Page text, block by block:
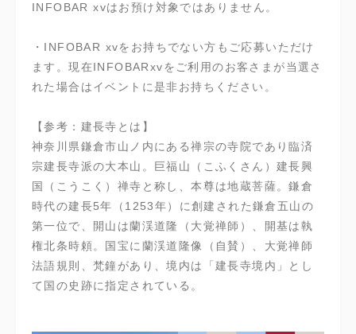
INFOBAR xvはお預け対象ではありません。
・INFOBAR xvをお持ちでない方もご応募いただけ
ます。現在INFOBARxvをご利用のお客さまが当選さ
れた場合はイベントに是非お持ちください。
【参考：建長寺とは】
神奈川県鎌倉市山ノ内にある禅宗の寺院であり臨済
宗建長寺派の大本山。巨福山（こふくさん）建長興
国（こうこく）禅寺と称し、本尊は地蔵菩薩。鎌倉
時代の建長5年（1253年）に創建された鎌倉五山の
第一位で、開山は蘭渓道隆（大覚禅師）、開基は執
権北条時頼。国宝に蘭渓道隆像（自賛）、大覚禅師
法語規則、梵鐘があり、境内は「建長寺境内」とし
て国の史跡に指定されている。